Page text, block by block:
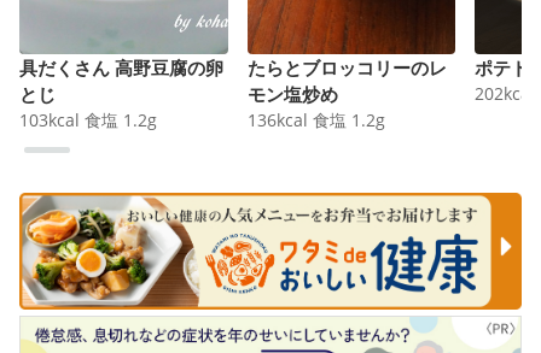
具だくさん 高野豆腐の卵
とじ
103kcal 食塩 1.2g
たらとブロッコリーのレ
モン塩炒め
136kcal 食塩 1.2g
ポテト
202kcal